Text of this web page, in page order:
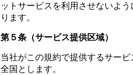
ットサービスを利用させないよ
ります。
第５条（サービス提供区域）
当社がこの規約で提供するサー
全国とします。